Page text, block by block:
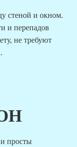
стеной и окном.
и перепадов
не требуют
просты